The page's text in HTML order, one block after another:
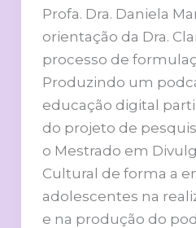
Profa. Dra. Daniela
orientação da Dra.
processo de
Produzindo um
educação digital
do projeto de
o Mestrado em
Cultural de forma a
adolescentes na
e na produção do